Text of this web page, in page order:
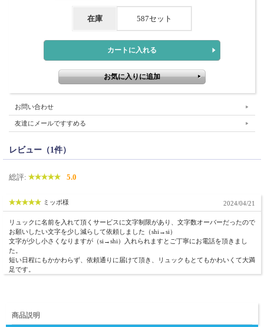
在庫 587セット
お問い合わせ
友達にメールですすめる
レビュー（1件）
総評: 5.0
ミッポ様 2024/04/21
リュックに名前を入れて頂くサービスに文字制限があり、文字数オーバーだったので
お願いしたい文字を少し減らして依頼しました（shi→si）
文字が少し小さくなりますが（si→shi）入れられますとご丁寧にお電話を頂きまし
た。
短い日程にもかかわらず、依頼通りに届けて頂き、リュックもとてもかわいくて大満
足です。
商品説明